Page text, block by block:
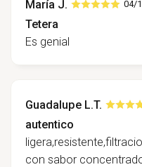
María J. 04/
Tetera
Es genial
Guadalupe L.T.
autentico
con sabor